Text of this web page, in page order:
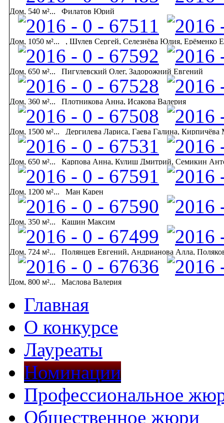
Дом, 540 м²... Филатов Юрий
Дом, 1050 м²... , Шулев Сергей, Селезнёва Юлия, Ерёменко
Дом, 650 м²... Пигулевский Олег, Задорожний Евгений
Дом, 360 м²... Плотникова Анна, Исакова Валерия
Дом, 1500 м²... Дергилева Лариса, Гаева Галина, Кирпичёва
Дом, 650 м²... Карпова Анна, Кулиш Дмитрий, Семикин
Дом, 1200 м²... Ман Карен
Дом, 350 м²... Кашин Максим
Дом, 724 м²... Полянцев Евгений, Андрианова Алла,
Дом, 800 м²... Маслова Валерия
Главная
О конкурсе
Лауреаты
Номинации
Профессиональное
Общественное жюри